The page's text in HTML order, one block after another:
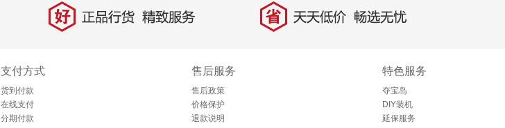
好 正品行货，精致服务 省 天天低价，畅选无忧
支付方式
货到付款
在线支付
分期付款
售后服务
售后政策
价格保护
退款说明
特色服务
夺宝岛
DIY装机
延保服务